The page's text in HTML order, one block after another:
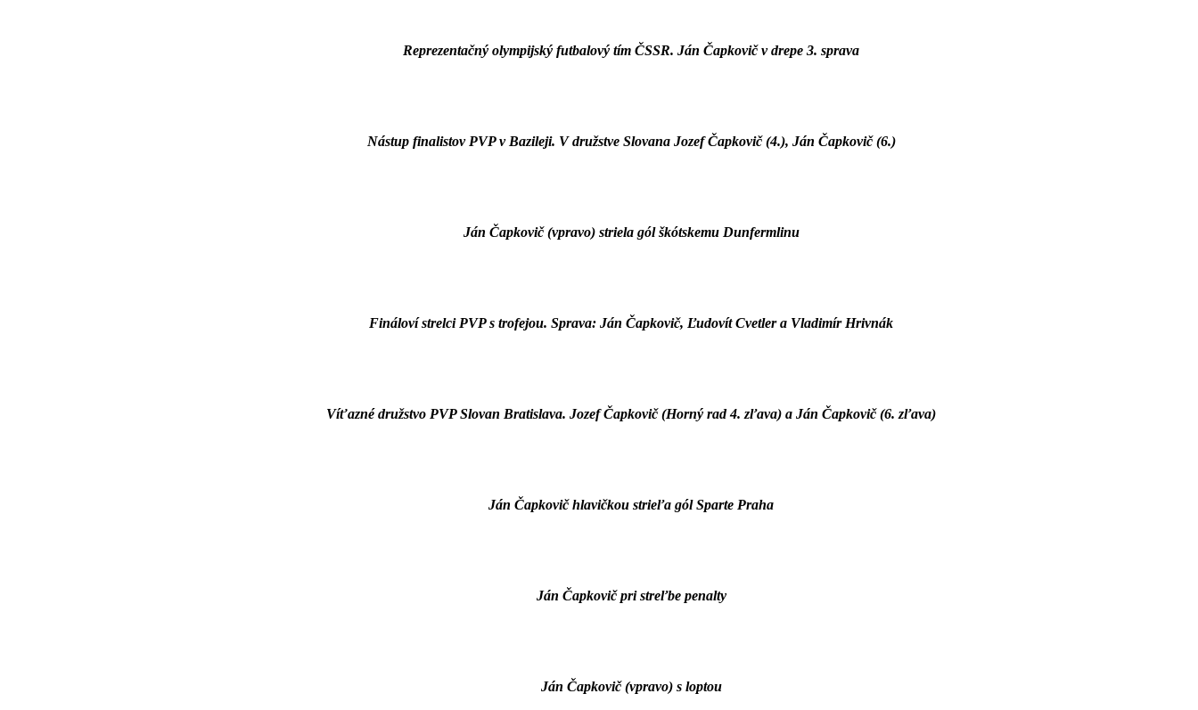
Reprezentačný olympijský futbalový tím ČSSR. Ján Čapkovič v drepe 3. sprava
Nástup finalistov PVP v Bazileji. V družstve Slovana Jozef Čapkovič (4.), Ján Čapkovič (6.)
Ján Čapkovič (vpravo) striela gól škótskemu Dunfermlinu
Fináloví strelci PVP s trofejou. Sprava: Ján Čapkovič, Ľudovít Cvetler a Vladimír Hrivnák
Víťazné družstvo PVP Slovan Bratislava. Jozef Čapkovič (Horný rad 4. zľava) a Ján Čapkovič (6. zľava)
Ján Čapkovič hlavičkou strieľa gól Sparte Praha
Ján Čapkovič pri streľbe penalty
Ján Čapkovič (vpravo) s loptou